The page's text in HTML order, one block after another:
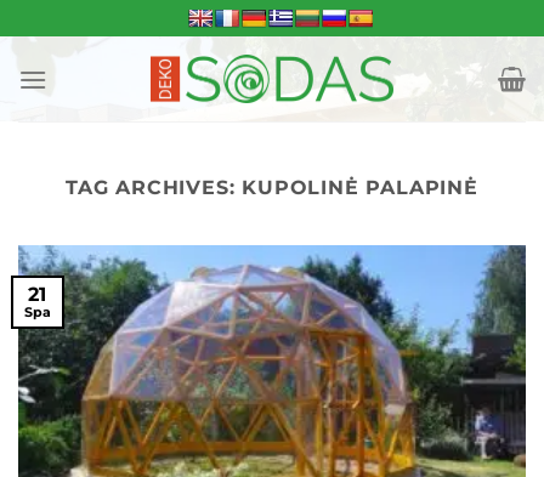
to
content
TAG ARCHIVES: KUPOLINĖ PALAPINĖ
21
Spa